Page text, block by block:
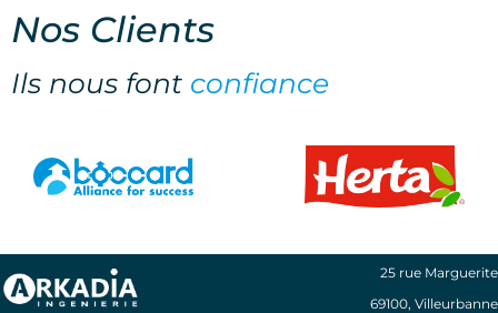
Nos Clients
Ils nous font confiance
25 rue Marguerite
69100, Villeurbanne